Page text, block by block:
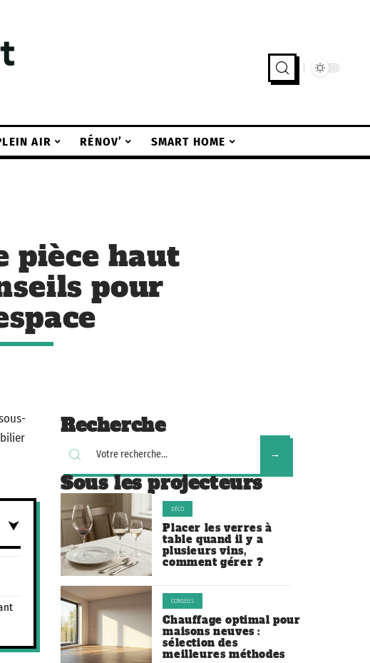
AIR RÉNOV’ SMART HOME
pièce haut
pour
Recherche
Sous les projecteurs
DÉCO
Placer les verres à
table quand il y a
plusieurs vins,
comment gérer ?
CONSEILS
Chauffage optimal pour
maisons neuves :
sélection des
meilleures méthodes